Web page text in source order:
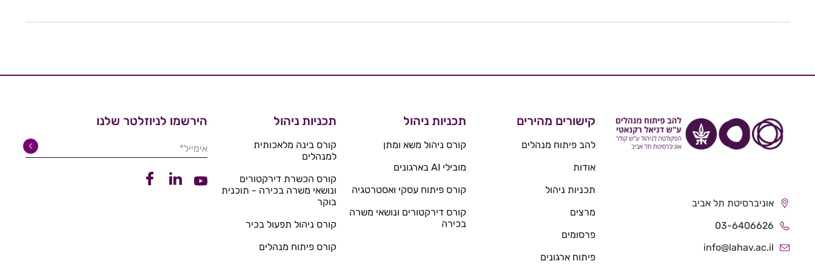
אוניברסיטת תל אביב
03-6406626
info@lahav.ac.il
קישורים מהירים
להב פיתוח מנהלים
אודות
תכניות ניהול
מרצים
פרסומים
פיתוח ארגונים
תכניות ניהול
קורס ניהול משא ומתן
מובילי AI בארגונים
קורס פיתוח עסקי ואסטרטגיה
קורס דירקטורים ונושאי משרה
בכירה
תכניות ניהול
קורס בינה מלאכותית
למנהלים
קורס הכשרת דירקטורים
ונושאי משרה בכירה - תוכנית
בוקר
קורס ניהול תפעול בכיר
קורס פיתוח מנהלים
הירשמו לניוזלטר שלנו
אימייל*
קישור ליוטיובקישור ללינקדיןקישור לפייסבוק